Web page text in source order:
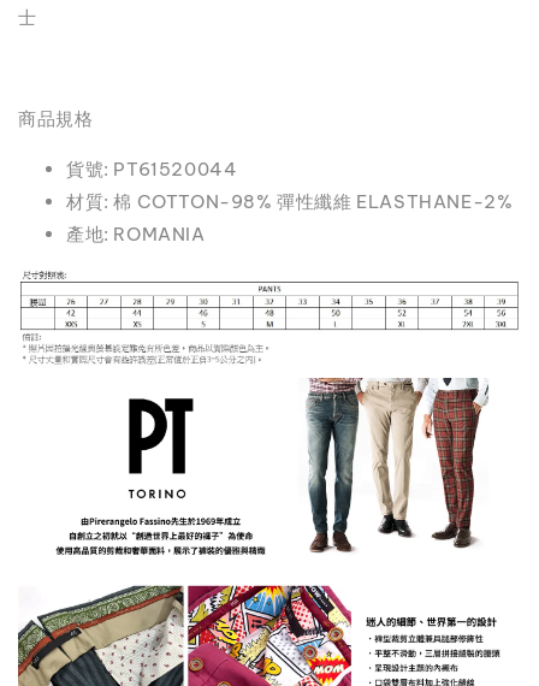
士
商品規格
貨號: PT61520044
材質: 棉 COTTON-98% 彈性纖維 ELASTHANE-2%
產地: ROMANIA